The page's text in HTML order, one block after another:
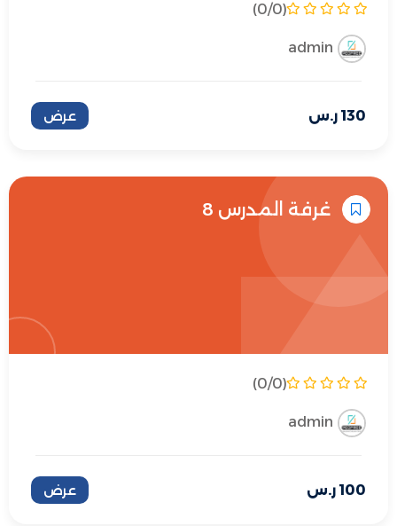
(0/0)
admin
130 ر.س عرض
غرفة المدرس 8
(0/0)
admin
100 ر.س عرض